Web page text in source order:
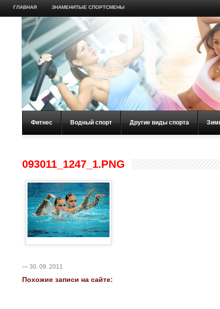
ГЛАВНАЯ ЗНАМЕНИТЫЕ СПОРТСМЕНЫ
Фитнес Водный спорт Другие виды спорта
093011_1247_1.PNG
— 30. 09. 2011
Похожие записи на сайте: